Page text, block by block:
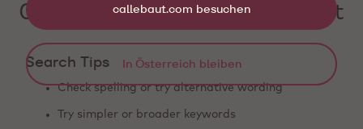
0 Produkte werden angezeigt
Search Tips
Check spelling or try alternative wording
Try simpler or broader keywords
callebaut.com besuchen
In Österreich bleiben